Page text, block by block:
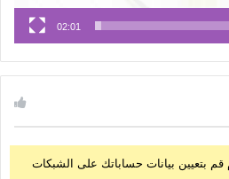
02:01
بتعيين بيانات حساباتك على الشبكات